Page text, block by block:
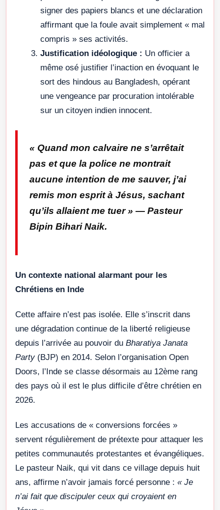
signer des papiers blancs et une déclaration
affirmant que la foule avait simplement « mal
compris » ses activités.
Justification idéologique : Un officier a
même osé justifier l’inaction en évoquant le
sort des hindous au Bangladesh, opérant
une vengeance par procuration intolérable
sur un citoyen indien innocent.
« Quand mon calvaire ne s’arrêtait
pas et que la police ne montrait
aucune intention de me sauver, j’ai
remis mon esprit à Jésus, sachant
qu’ils allaient me tuer » — Pasteur
Bipin Bihari Naik.
Un contexte national alarmant pour les
Chrétiens en Inde
Cette affaire n’est pas isolée. Elle s’inscrit dans
une dégradation continue de la liberté religieuse
depuis l’arrivée au pouvoir du Bharatiya Janata
Party(BJP) en 2014. Selon l’organisation Open
Doors, l’Inde se classe désormais au 12ème rang
des pays où il est le plus difficile d’être chrétien en
2026.
Les accusations de « conversions forcées »
servent régulièrement de prétexte pour attaquer les
petites communautés protestantes et évangéliques.
Le pasteur Naik, qui vit dans ce village depuis huit
ans, affirme n’avoir jamais forcé personne : « Je
n’ai fait que discipuler ceux qui croyaient en